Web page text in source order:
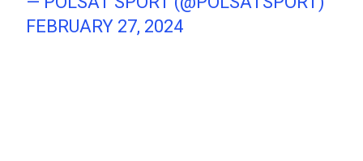
FEBRUARY 27, 2024